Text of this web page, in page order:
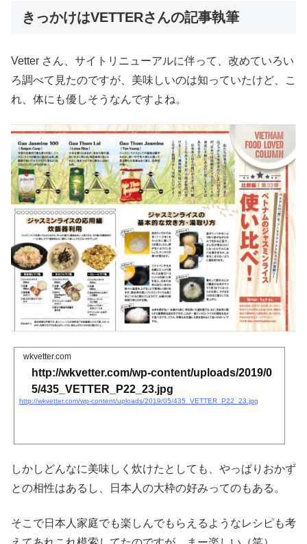
きっかけはVETTERさんの記事執筆
Vetter さん、サイトリニューアルに伴って、改めていろい
ろ調べて見たのですが、美味しいのは知っていたけど、こ
れ、体にも優しそうなんですよね。
wkvetter.com
http://wkvetter.com/wp-content/uploads/2019/0
5/435_VETTER_P22_23.jpg
http://wkvetter.com/wp-content/uploads/2019/05/435_VETTER_P22_23.jpg
しかしどんなに美味しく炊けたとしても、やっぱりおかず
との相性はあるし、日本人の大枠の好みってのもある。
そこで日本人家庭でも楽しんでもらえるようなレシピも考